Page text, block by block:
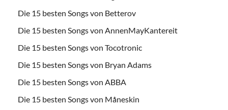
Die 15 besten Songs von Betterov
Die 15 besten Songs von AnnenMayKantereit
Die 15 besten Songs von Tocotronic
Die 15 besten Songs von Bryan Adams
Die 15 besten Songs von ABBA
Die 15 besten Songs von Måneskin